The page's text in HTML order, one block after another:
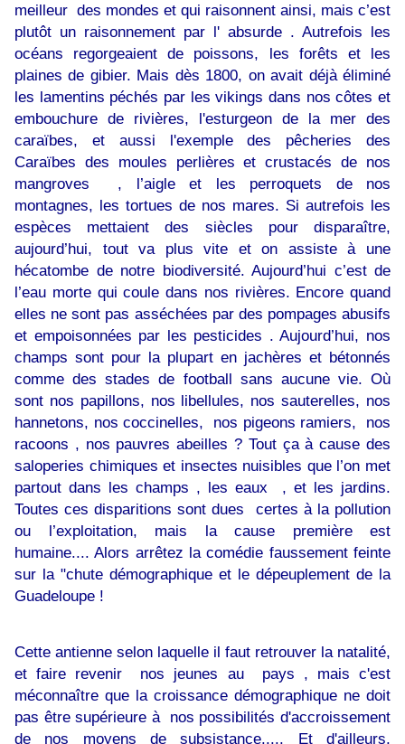
meilleur des mondes et qui raisonnent ainsi, mais c’est
plutôt un raisonnement par l' absurde . Autrefois les
océans regorgeaient de poissons, les forêts et les
plaines de gibier. Mais dès 1800, on avait déjà éliminé
les lamentins péchés par les vikings dans nos côtes et
embouchure de rivières, l'esturgeon de la mer des
caraïbes, et aussi l'exemple des pêcheries des
Caraïbes des moules perlières et crustacés de nos
mangroves , l’aigle et les perroquets de nos
montagnes, les tortues de nos mares. Si autrefois les
espèces mettaient des siècles pour disparaître,
aujourd’hui, tout va plus vite et on assiste à une
hécatombe de notre biodiversité. Aujourd’hui c’est de
l’eau morte qui coule dans nos rivières. Encore quand
elles ne sont pas asséchées par des pompages abusifs
et empoisonnées par les pesticides . Aujourd’hui, nos
champs sont pour la plupart en jachères et bétonnés
comme des stades de football sans aucune vie. Où
sont nos papillons, nos libellules, nos sauterelles, nos
hannetons, nos coccinelles, nos pigeons ramiers, nos
racoons , nos pauvres abeilles ? Tout ça à cause des
saloperies chimiques et insectes nuisibles que l’on met
partout dans les champs , les eaux , et les jardins.
Toutes ces disparitions sont dues certes à la pollution
ou l’exploitation, mais la cause première est
humaine.... Alors arrêtez la comédie faussement feinte
sur la "chute démographique et le dépeuplement de la
Guadeloupe !
Cette antienne selon laquelle il faut retrouver la natalité,
et faire revenir nos jeunes au pays , mais c'est
méconnaître que la croissance démographique ne doit
pas être supérieure à nos possibilités d'accroissement
de nos moyens de subsistance..... Et d'ailleurs,